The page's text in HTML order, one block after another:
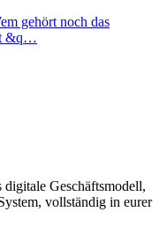
gehört noch das
&q…
digitale Geschäftsmodell,
vollständig in eurer